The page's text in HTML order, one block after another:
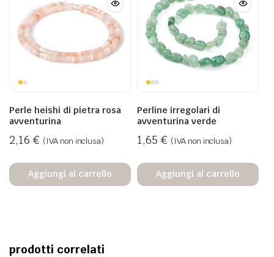
Perle heishi di pietra rosa
avventurina
2,16 € (IVA non inclusa)
Aggiungi al carrello
Perline irregolari di
avventurina verde
1,65 € (IVA non inclusa)
Aggiungi al carrello
prodotti correlati